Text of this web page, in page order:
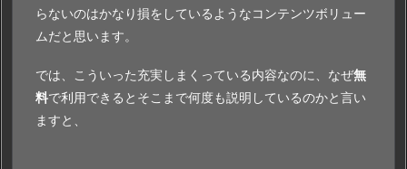
らないのはかなり損をしているようなコンテンツボリュー
ムだと思います。
では、こういった充実しまくっている内容なのに、なぜ無
料で利用できるとそこまで何度も説明しているのかと言い
ますと、